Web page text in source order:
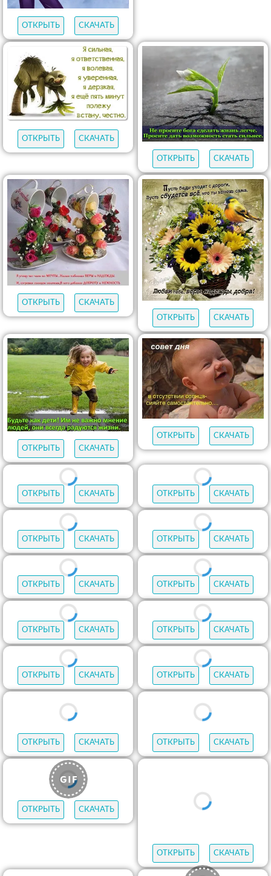
ОТКРЫТЬ СКАЧАТЬ
ОТКРЫТЬ СКАЧАТЬ
ОТКРЫТЬ СКАЧАТЬ
ОТКРЫТЬ
СКАЧАТЬ
ОТКРЫТЬ
СКАЧАТЬ
ОТКРЫТЬ СКАЧАТЬ
ОТКРЫТЬ СКАЧАТЬ
ОТКРЫТЬ СКАЧАТЬ
ОТКРЫТЬ
ОТКРЫТЬ СКАЧАТЬ